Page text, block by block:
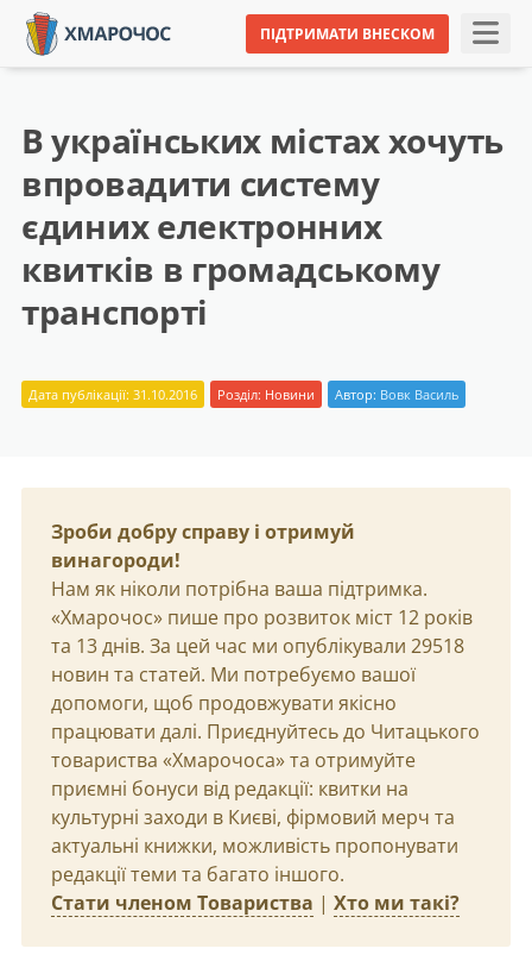
ПІДТРИМАТИ ВНЕСКОМ
В українських містах хочуть
впровадити систему
єдиних електронних
квитків в громадському
транспорті
Дата публікації: 31.10.2016 Розділ: Новини Автор: Вовк Василь
Зроби добру справу і отримуй
винагороди!
Нам як ніколи потрібна ваша підтримка.
«Хмарочос» пише про розвиток міст 12 років
та 13 днів. За цей час ми опублікували 29518
новин та статей. Ми потребуємо вашої
допомоги, щоб продовжувати якісно
працювати далі. Приєднуйтесь до Читацького
товариства «Хмарочоса» та отримуйте
приємні бонуси від редакції: квитки на
культурні заходи в Києві, фірмовий мерч та
актуальні книжки, можливість пропонувати
редакції теми та багато іншого.
Стати членом Товариства | Хто ми такі?